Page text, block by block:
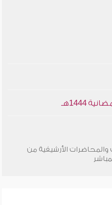
1444هـ
والمحاضرات الأرشيفية من